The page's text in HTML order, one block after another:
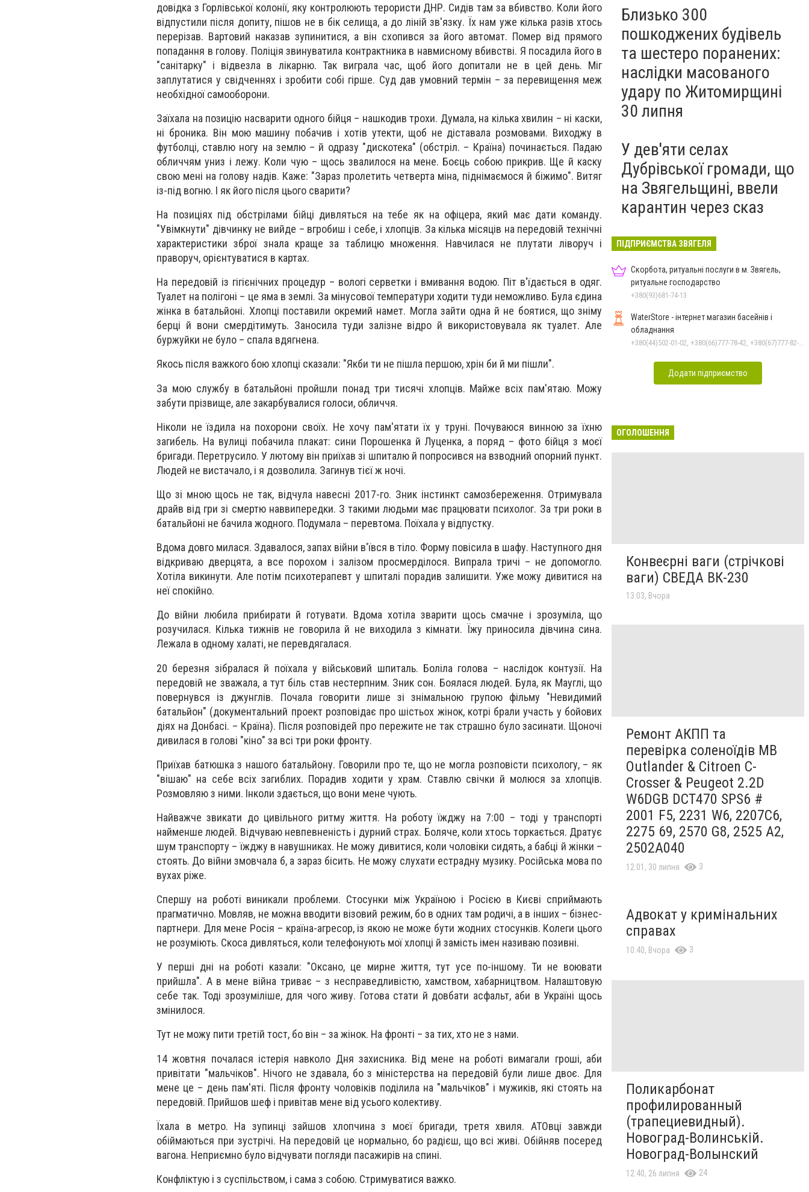
довідка з Горлівської колонії, яку контролюють терористи ДНР. Сидів там за вбивство. Коли його
відпустили після допиту, пішов не в бік селища, а до ліній зв'язку. Їх нам уже кілька разів хтось
перерізав. Вартовий наказав зупинитися, а він схопився за його автомат. Помер від прямого
попадання в голову. Поліція звинуватила контрактника в навмисному вбивстві. Я посадила його в
"санітарку" і відвезла в лікарню. Так виграла час, щоб його допитали не в цей день. Міг
заплутатися у свідченнях і зробити собі гірше. Суд дав умовний термін – за перевищення меж
необхідної самооборони.
Заїхала на позицію насварити одного бійця – на­шкодив трохи. Думала, на кілька хвилин – ні каски,
ні броника. Він мою машину побачив і хотів утекти, щоб не діставала розмовами. Виходжу в
футболці, ставлю ногу на землю – й одразу "дискотека" (обстріл. – Країна) починається. Падаю
обличчям униз і лежу. Коли чую – щось звалилося на мене. Боєць собою прикрив. Ще й каску
свою мені на голову надів. Каже: "Зараз пролетить четверта міна, піднімаємося й біжимо". Витяг
із-під вогню. І як його після цього сварити?
На позиціях під обстрілами бійці дивляться на тебе як на офіцера, який має дати команду.
"Увімкнути" дівчинку не вийде – вгробиш і себе, і хлопців. За кілька місяців на передовій технічні
характеристики зброї знала краще за таблицю множення. Навчилася не плутати ліворуч і
праворуч, орієнтуватися в картах.
На передовій із гігієнічних процедур – вологі серветки і вмивання водою. Піт в'їдається в одяг.
Туалет на полігоні – це яма в землі. За мінусової температури ходити туди неможливо. Була єдина
жінка в батальйоні. Хлопці поставили окремий намет. Могла зайти одна й не боятися, що зніму
берці й вони смердітимуть. Заносила туди залізне відро й використовувала як туалет. Але
буржуйки не було – спала вдягнена.
Якось після важкого бою хлопці сказали: "Якби ти не пішла першою, хрін би й ми пішли".
За мою службу в батальйоні пройшли понад три тисячі хлопців. Майже всіх пам'ятаю. Можу
забути прізвище, але закарбувалися голоси, обличчя.
Ніколи не їздила на похорони своїх. Не хочу пам'ятати їх у труні. Почуваюся винною за їхню
загибель. На вулиці побачила плакат: сини Порошенка й Луценка, а поряд – фото бійця з моєї
бригади. Перетрусило. У лютому він приїхав зі шпиталю й попросився на взводний опорний пункт.
Людей не вистачало, і я дозволила. Загинув тієї ж ночі.
Що зі мною щось не так, відчула навесні 2017-го. Зник інстинкт самозбереження. Отримувала
драйв від гри зі смертю наввипередки. З такими людьми має працювати психолог. За три роки в
батальйоні не бачила жодного. Подумала – перевтома. Поїхала у відпустку.
Вдома довго милася. Здавалося, запах війни в'ївся в тіло. Форму повісила в шафу. Наступного дня
відкриваю дверцята, а все порохом і залізом просмерділося. Випрала тричі – не допомогло.
Хотіла викинути. Але потім психотерапевт у шпиталі порадив залишити. Уже можу дивитися на
неї спокійно.
До війни любила прибирати й готувати. Вдома хотіла зварити щось смачне і зрозуміла, що
розучилася. Кілька тижнів не говорила й не виходила з кімнати. Їжу приносила дівчина сина.
Лежала в одному халаті, не перевдягалася.
20 березня зібралася й поїхала у військовий шпиталь. Боліла голова – наслідок контузії. На
передовій не зважала, а тут біль став нестерпним. Зник сон. Боялася людей. Була, як Мауглі, що
повернувся із джунглів. Почала говорити лише зі знімальною групою фільму "Невидимий
батальйон" (документальний проект розповідає про шістьох жінок, котрі брали участь у бойових
діях на Донбасі. – Країна). Після розповідей про пережите не так страшно було засинати. Щоночі
дивилася в голові "кіно" за всі три роки фронту.
Приїхав батюшка з нашого батальйону. Говорили про те, що не могла розповісти психологу, – як
"вішаю" на себе всіх загиблих. Порадив ходити у храм. Ставлю свічки й молюся за хлопців.
Розмовляю з ними. Інколи здається, що вони мене чують.
Найважче звикати до цивільного ритму життя. На роботу їжджу на 7:00 – тоді у транспорті
найменше людей. Відчуваю невпевненість і дурний страх. Боляче, коли хтось торкається. Дратує
шум транспорту – їжджу в навушниках. Не можу дивитися, коли чоловіки сидять, а бабці й жінки –
стоять. До війни змовчала б, а зараз бісить. Не можу слухати естрадну музику. Російська мова по
вухах ріже.
Спершу на роботі виникали проблеми. Стосунки між Україною і Росією в Києві сприймають
прагматично. Мовляв, не можна вводити візовий режим, бо в одних там родичі, а в інших – бізнес-
партнери. Для мене Росія – країна-агресор, із якою не може бути жодних стосунків. Колеги цього
не розуміють. Скоса дивляться, коли телефонують мої хлопці й замість імен називаю позивні.
У перші дні на роботі казали: "Оксано, це мирне життя, тут усе по-іншому. Ти не воювати
прийшла". А в мене війна триває – з несправедливістю, хамством, хабарництвом. Налаштовую
себе так. Тоді зрозуміліше, для чого живу. Готова стати й довбати асфальт, аби в Україні щось
змінилося.
Тут не можу пити третій тост, бо він – за жінок. На фронті – за тих, хто не з нами.
14 жовтня почалася істерія навколо Дня захисника. Від мене на роботі вимагали гроші, аби
привітати "мальчіков". Нічого не здавала, бо з міністерства на передовій були лише двоє. Для
мене це – день пам'яті. Після фронту чоловіків поділила на "мальчіков" і мужиків, які стоять на
передовій. Прийшов шеф і привітав мене від усього колективу.
Їхала в метро. На зупинці зайшов хлопчина з моєї бригади, третя хвиля. АТОвці завжди
обіймаються при зустрічі. На передовій це нормально, бо радієш, що всі живі. Обійняв посеред
вагона. Неприємно було відчувати погляди пасажирів на спині.
Конфліктую і з суспільством, і сама з собою. Стримуватися важко.
Близько 300
пошкоджених будівель
та шестеро поранених:
наслідки масованого
удару по Житомирщині
30 липня
У дев'яти селах
Дубрівської громади, що
на Звягельщині, ввели
карантин через сказ
ПІДПРИЄМСТВА ЗВЯГЕЛЯ
Скорбота, ритуальні послуги в м. Звягель,
ритуальне господарство
+380(93)681-74-13
WaterStore - інтернет магазин басейнів і
обладнання
+380(44)502-01-02, +380(66)777-78-42, +380(67)777-82-19, +380(67)890-80-80, +380(73)890-80-80, +380(44)502-01-03
Додати підприємство
ОГОЛОШЕННЯ
Конвеєрні ваги (стрічкові
ваги) СВЕДА ВК-230
13:03, Вчора
Ремонт АКПП та
перевірка соленоїдів MB
Outlander & Citroen C-
Crosser & Peugeot 2.2D
W6DGB DCT470 SPS6 #
2001 F5, 2231 W6, 2207C6,
2275 69, 2570 G8, 2525 A2,
2502A040
12:01, 30 липня 3
Адвокат у кримінальних
справах
10:40, Вчора 3
Поликарбонат
профилированный
(трапециевидный).
Новоград-Волинській.
Новоград-Волынский
12:40, 26 липня 24